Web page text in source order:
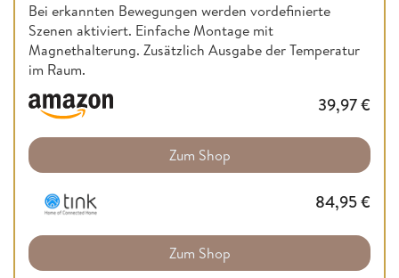
Bei erkannten Bewegungen werden vordefinierte
Szenen aktiviert. Einfache Montage mit
Magnethalterung. Zusätzlich Ausgabe der Temperatur
im Raum.
39,97€
Zum Shop
84,95€
Zum Shop